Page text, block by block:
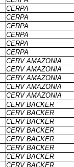
CERPA
CERPA
CERPA
CERPA
CERPA
CERPA
CERV AMAZONIA
CERV AMAZONIA
CERV AMAZONIA
CERV AMAZONIA
CERV AMAZONIA
CERV BACKER
CERV BACKER
CERV BACKER
CERV BACKER
CERV BACKER
CERV BACKER
CERV BACKER
CERV BACKER